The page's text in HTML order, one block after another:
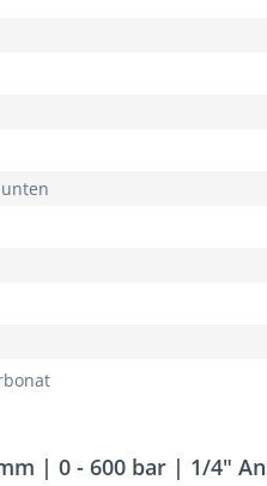
| 0 - 600 bar | 1/4"